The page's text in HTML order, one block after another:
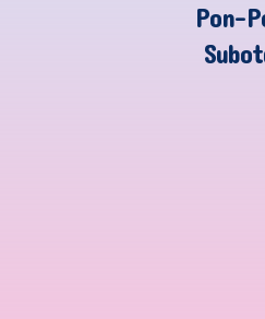
Pon-